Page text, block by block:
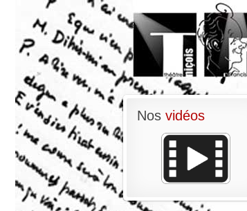
Nos vidéos